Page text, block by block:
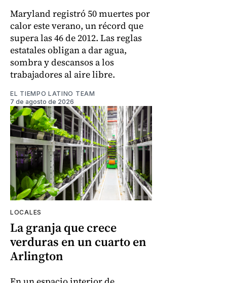
Maryland registró 50 muertes por
calor este verano, un récord que
supera las 46 de 2012. Las reglas
estatales obligan a dar agua,
sombra y descansos a los
trabajadores al aire libre.
EL TIEMPO LATINO TEAM
7 de agosto de 2026
LOCALES
La granja que crece
verduras en un cuarto en
Arlington